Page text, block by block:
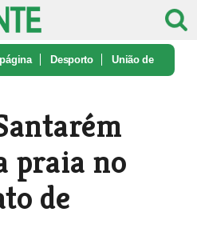
Desporto União de
praia no
de